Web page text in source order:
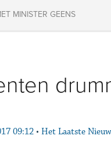
MINISTER GEENS
09:12 • Het Laatste